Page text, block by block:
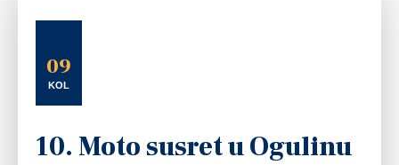
09
KOL
10. Moto susret u Ogulinu